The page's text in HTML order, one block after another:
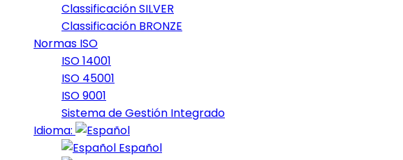
Classificación SILVER
Classificación BRONZE
Normas ISO
ISO 14001
ISO 45001
ISO 9001
Sistema de Gestión Integrado
Idioma:
Español